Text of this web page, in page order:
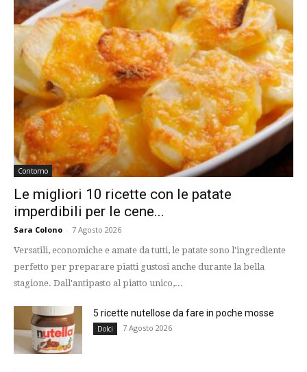
Contorno
Le migliori 10 ricette con le patate
imperdibili per le cene...
Sara Colono - 7 Agosto 2026
Versatili, economiche e amate da tutti, le patate sono l'ingrediente
perfetto per preparare piatti gustosi anche durante la bella
stagione. Dall'antipasto al piatto unico,...
5 ricette nutellose da fare in poche mosse
Dolci 7 Agosto 2026